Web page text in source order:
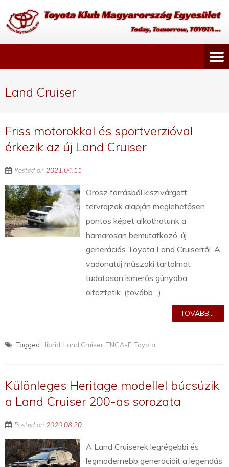
Land Cruiser
Friss motorokkal és sportverzióval
érkezik az új Land Cruiser
Posted on 2021.04.11
Orosz forrásból kiszivárgott
tervrajzok alapján meglehetősen
pontos képet alkothatunk a
hamarosan bemutatkozó, új
generációs Toyota Land Cruiserről. A
vadonatúj műszaki tartalmat
tudatosan ismerős gúnyába
öltöztetik. (tovább…)
TOVÁBB...
Tagged Hibrid Land Cruiser ,TNGA-F ,Toyota
Különleges Heritage modellel búcsúzik
a Land Cruiser 200-as sorozata
Posted on 2020.08.20
A Land Cruiserek legrégebbi és
legmodernebb generációit a legendás